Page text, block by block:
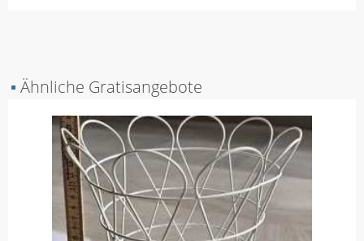
▪ Ähnliche Gratisangebote